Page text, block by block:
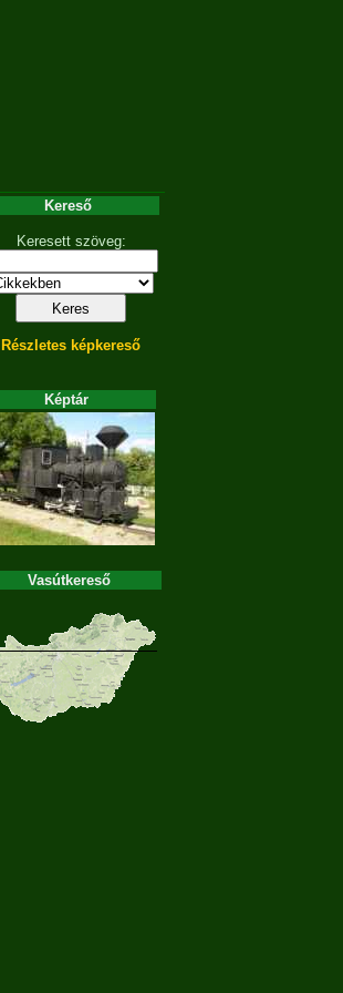
Kereső
Keresett szöveg:
Részletes képkereső
Képtár
Vasútkereső